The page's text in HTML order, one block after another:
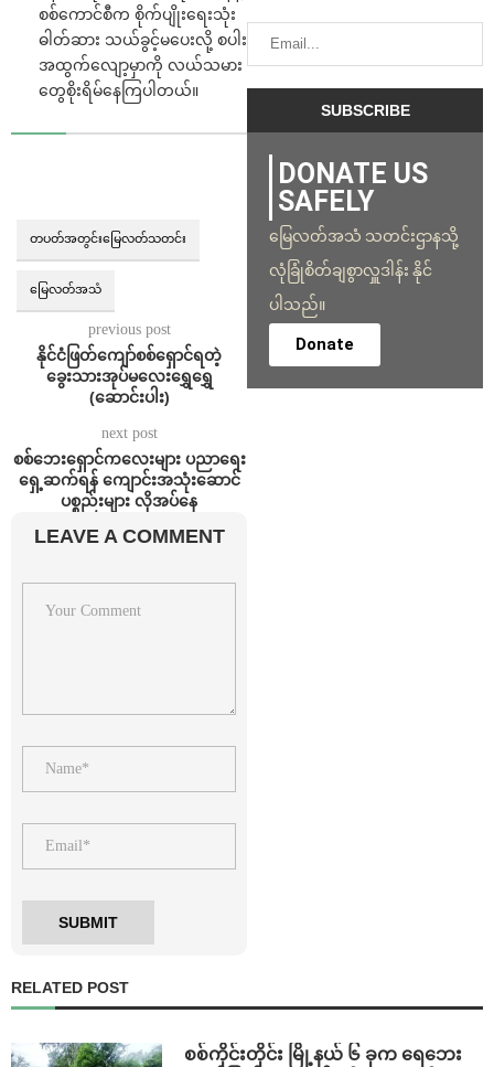
စစ်ကောင်စီက စိုက်ပျိုးရေးသုံး
ဓါတ်ဆား သယ်ခွင့်မပေးလို့ စပါး
အထွက်လျော့မှာကို လယ်သမား
တွေစိုးရိမ်နေကြပါတယ်။
တပတ်အတွင်းမြေလတ်သတင်း
မြေလတ်အသံ
previous post
နိုင်ငံဖြတ်ကျော်စစ်ရှောင်ရတဲ့
ခွေးသားအုပ်မလေးရွှေရွှေ
(ဆောင်းပါး)
next post
စစ်ဘေးရှောင်ကလေးများ ပညာရေး
ရှေ့ဆက်ရန် ကျောင်းအသုံးဆောင်
ပစ္စည်းများ လိုအပ်နေ
LEAVE A COMMENT
DONATE US
SAFELY
မြေလတ်အသံ သတင်းဌာနသို့
လုံခြုံစိတ်ချစွာလှူဒါန်း နိုင်
ပါသည်။
Donate
RELATED POST
စစ်ကိုင်းတိုင်း မြို့နယ် ၆ ခုက ရေဘေး